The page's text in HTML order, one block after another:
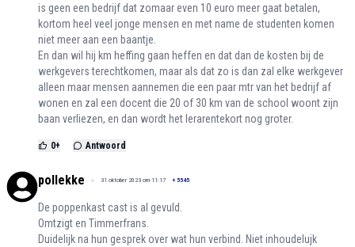
is geen een bedrijf dat zomaar even 10 euro meer gaat betalen,
kortom heel veel jonge mensen en met name de studenten komen
niet meer aan een baantje.
En dan wil hij km heffing gaan heffen en dat dan de kosten bij de
werkgevers terechtkomen, maar als dat zo is dan zal elke werkgever
alleen maar mensen aannemen die een paar mtr van het bedrijf af
wonen en zal een docent die 20 of 30 km van de school woont zijn
baan verliezen, en dan wordt het lerarentekort nog groter.
0+ Antwoord
pollekke 31 oktober 2023 om 11:17 + 5545
De poppenkast cast is al gevuld.
Omtzigt en Timmerfrans.
Duidelijk na hun gesprek over wat hun verbind. Niet inhoudelujk